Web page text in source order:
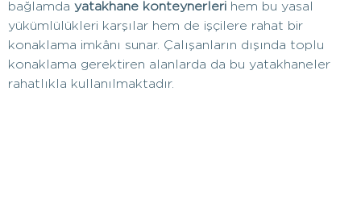
bağlamda yatakhane konteynerleri hem bu yasal
yükümlülükleri karşılar hem de işçilere rahat bir
konaklama imkânı sunar. Çalışanların dışında toplu
konaklama gerektiren alanlarda da bu yatakhaneler
rahatlıkla kullanılmaktadır.